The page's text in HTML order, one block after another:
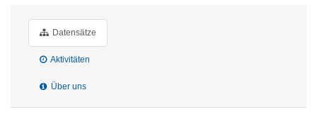
Datensätze
Aktivitäten
Über uns